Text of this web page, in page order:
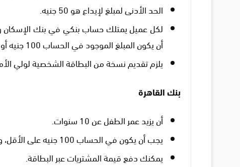
الحد الأدنى لمبلغ لإيداع هو 50 جنيه.
أن يكون المبلغ الموجود في الحساب 100 جنيه أو أكثر.
يلزم تقديم نسخة من البطاقة الشخصية لولي
بنك القاهرة
أن يزيد عمر الطفل عن 10 سنوات.
يجب أن يكون في الحساب 100 جنيه على الأقل، ولا يزيد المبلغ عن 10000 جنيه.
يمكنك دفع قيمة المشتريات عبر البطاقة.